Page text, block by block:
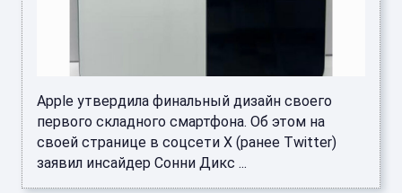
Apple утвердила финальный дизайн своего
первого складного смартфона. Об этом на
своей странице в соцсети X (ранее Twitter)
заявил инсайдер Сонни Дикс ...